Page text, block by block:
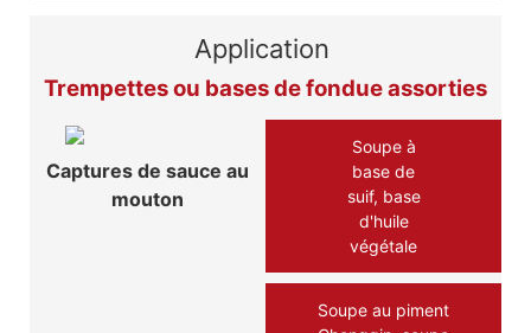
Application
Trempettes ou bases de fondue assorties
Captures de sauce au
mouton
Soupe à
base de
suif, base
d'huile
végétale
Soupe au piment